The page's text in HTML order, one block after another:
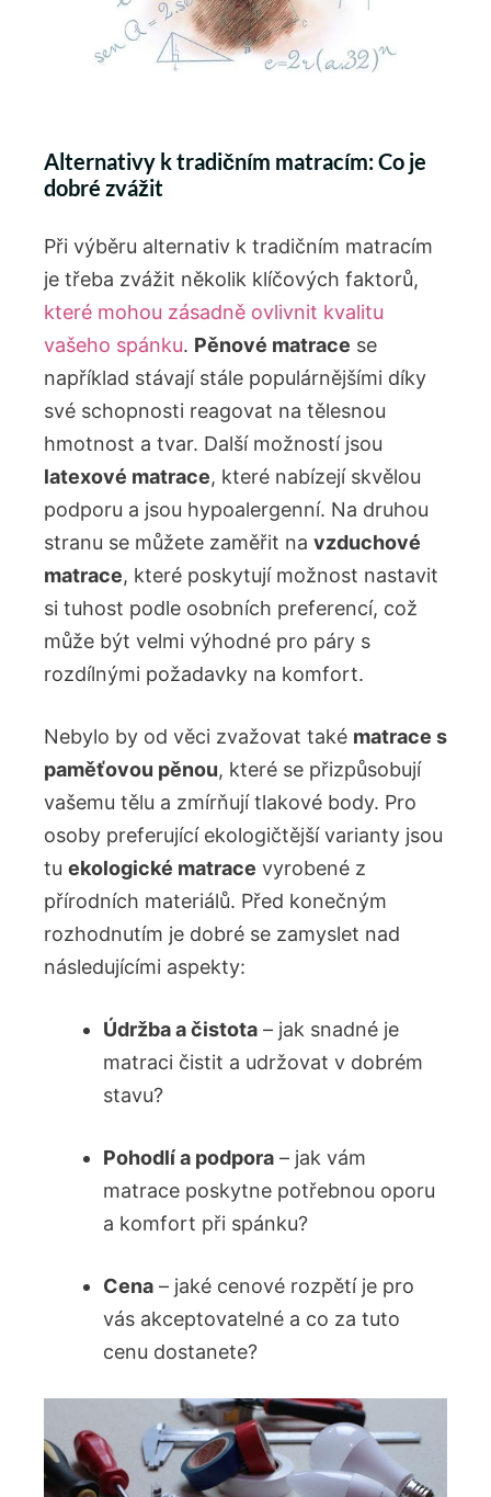
Alternativy k tradičním matracím: Co je
dobré zvážit
Při výběru alternativ k tradičním matracím
je třeba zvážit několik klíčových faktorů,
které mohou zásadně ovlivnit kvalitu
vašeho spánku. Pěnové matrace se
například stávají stále populárnějšími díky
své schopnosti reagovat na tělesnou
hmotnost a tvar. Další možností jsou
latexové matrace, které nabízejí skvělou
podporu a jsou hypoalergenní. Na druhou
stranu se můžete zaměřit na vzduchové
matrace, které poskytují možnost nastavit
si tuhost podle osobních preferencí, což
může být velmi výhodné pro páry s
rozdílnými požadavky na komfort.
Nebylo by od věci zvažovat také matrace s
paměťovou pěnou, které se přizpůsobují
vašemu tělu a zmírňují tlakové body. Pro
osoby preferující ekologičtější varianty jsou
tu ekologické matrace vyrobené z
přírodních materiálů. Před konečným
rozhodnutím je dobré se zamyslet nad
následujícími aspekty:
Údržba a čistota – jak snadné je
matraci čistit a udržovat v dobrém
stavu?
Pohodlí a podpora – jak vám
matrace poskytne potřebnou oporu
a komfort při spánku?
Cena – jaké cenové rozpětí je pro
vás akceptovatelné a co za tuto
cenu dostanete?